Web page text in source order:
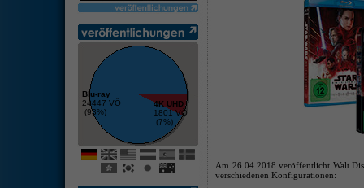
Blu-ray
24447 VÖ
(93%)
4K UHD
1801 VÖ
(7%)
Am 26.04.2018 veröffentlicht Walt
verschiedenen Konfigurationen: